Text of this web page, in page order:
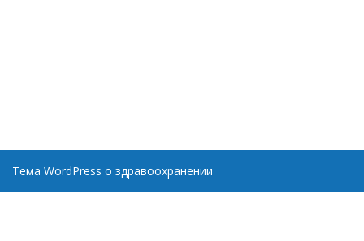
Тема WordPress о здравоохранении